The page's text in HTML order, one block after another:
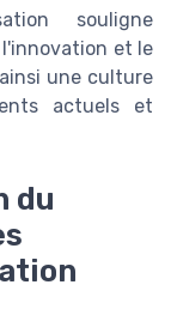
souligne
et le
une culture
actuels et
du